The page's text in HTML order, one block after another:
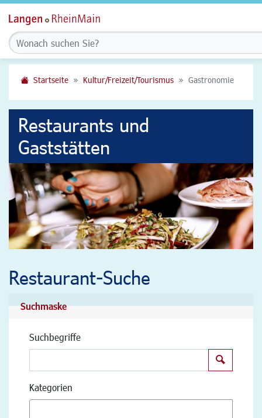
Startseite Kultur/Freizeit/Tourismus Gastronomie
Restaurants und
Gaststätten
Restaurant-Suche
Suchmaske
Suchbegriffe
Kategorien